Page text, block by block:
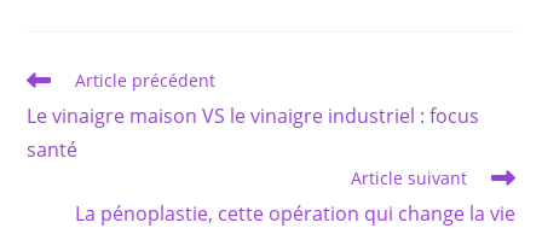
Read
articles
Article précédent
Le vinaigre maison VS le vinaigre industriel : focus
santé
Article suivant
La pénoplastie, cette opération qui change la vie